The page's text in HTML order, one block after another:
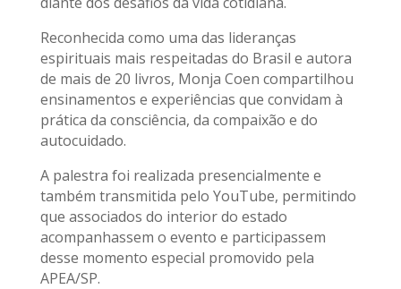
Reconhecida como uma das lideranças
espirituais mais respeitadas do Brasil e autora
de mais de 20 livros, Monja Coen compartilhou
ensinamentos e experiências que convidam à
prática da consciência, da compaixão e do
autocuidado.
A palestra foi realizada presencialmente e
também transmitida pelo YouTube, permitindo
que associados do interior do estado
acompanhassem o evento e participassem
desse momento especial promovido pela
APEA/SP.